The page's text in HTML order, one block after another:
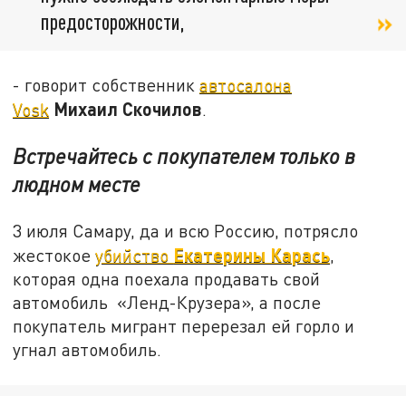
предосторожности,
- говорит собственникавтосалона
Vosk Михаил Скочилов.
Встречайтесь с покупателем только в
людном месте
3 июля Самару, да и всю Россию, потрясло
жестокоеубийство Екатерины Карась,
которая одна поехала продавать свой
автомобиль «Ленд-Крузера», а после
покупатель мигрант перерезал ей горло и
угнал автомобиль.